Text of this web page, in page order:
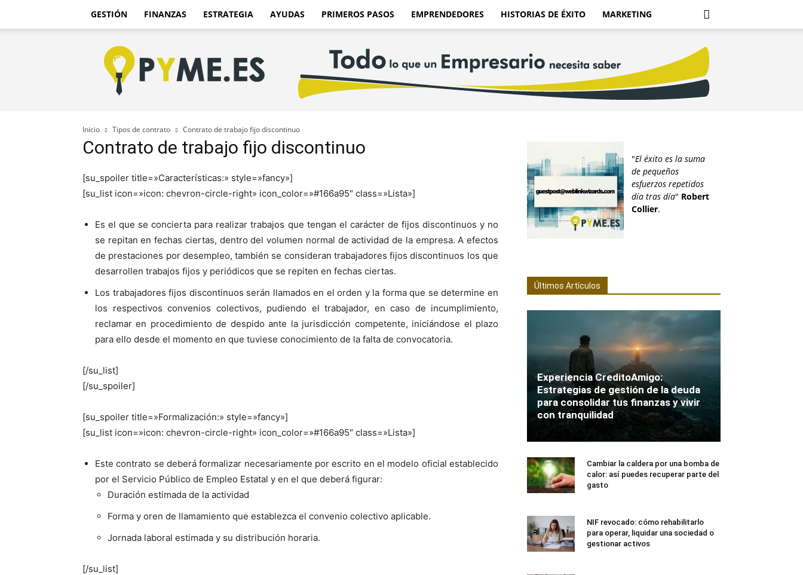
GESTIÓN FINANZAS ESTRATEGIA AYUDAS PRIMEROS PASOS EMPRENDEDORES HISTORIAS DE ÉXITO MARKETING
Pyme.es
–
Portal
PYME
de
Inicio Tipos de contrato Contrato de trabajo fijo discontinuo
Contrato de trabajo fijo discontinuo
[su_spoiler title=»Características:» style=»fancy»]
[su_list icon=»icon: chevron-circle-right» icon_color=»#166a95″ class=»Lista»]
Es el que se concierta para realizar trabajos que tengan el carácter de fijos discontinuos y no
se repitan en fechas ciertas, dentro del volumen normal de actividad de la empresa. A efectos
de prestaciones por desempleo, también se consideran trabajadores fijos discontinuos los que
desarrollen trabajos fijos y periódicos que se repiten en fechas ciertas.
Los trabajadores fijos discontinuos serán llamados en el orden y la forma que se determine en
los respectivos convenios colectivos, pudiendo el trabajador, en caso de incumplimiento,
reclamar en procedimiento de despido ante la jurisdicción competente, iniciándose el plazo
para ello desde el momento en que tuviese conocimiento de la falta de convocatoria.
[/su_list]
[/su_spoiler]
[su_spoiler title=»Formalización:» style=»fancy»]
[su_list icon=»icon: chevron-circle-right» icon_color=»#166a95″ class=»Lista»]
Este contrato se deberá formalizar necesariamente por escrito en el modelo oficial establecido
por el Servicio Público de Empleo Estatal y en el que deberá figurar:
Duración estimada de la actividad
Forma y oren de llamamiento que establezca el convenio colectivo aplicable.
Jornada laboral estimada y su distribución horaria.
[/su_list]
"El éxito es la suma
de pequeños
esfuerzos repetidos
día tras día" Robert
Collier.
Últimos Artículos
Experiencia CreditoAmigo:
Estrategias de gestión de la deuda
para consolidar tus finanzas y vivir
con tranquilidad
Cambiar la caldera por una bomba de
calor: así puedes recuperar parte del
gasto
NIF revocado: cómo rehabilitarlo
para operar, liquidar una sociedad o
gestionar activos